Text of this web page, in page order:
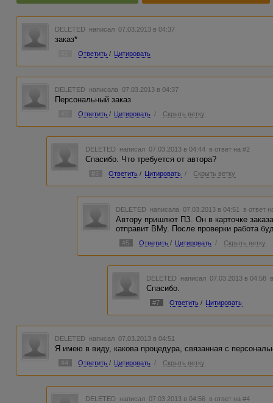
DELETED написал 07.03.2013 в 04:37
заказ*
Ответить / Цитировать
DELETED написала 07.03.2013 в 04:37
Персональный заказ
Ответить / Цитировать / Скрыть ветку
DELETED написал 07.03.2013 в 04:44 в ответ на #2
Спасибо. Что требуется от автора?
#3 Ответить / Цитировать / Скрыть ветку
DELETED написала 07.03.2013 в 04:51 в ответ
Автору пришлют ПЗ. Он в карточке
отправит ВМу. После проверки работа
#5 Ответить / Цитировать / Скрыть ветку
DELETED написал 07.03.2013 в 04:58
Спасибо.
#7 Ответить / Цитировать
DELETED написал 07.03.2013 в 04:51
Я имею в виду, какова процедура, связанная с
#4 Ответить / Цитировать / Скрыть ветку
DELETED написал 07.03.2013 в 04:56 в ответ на #4